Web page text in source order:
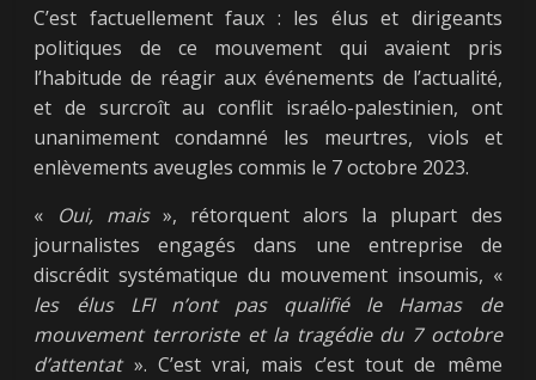
C’est factuellement faux : les élus et dirigeants
politiques de ce mouvement qui avaient pris
l’habitude de réagir aux événements de l’actualité,
et de surcroît au conflit israélo-palestinien, ont
unanimement condamné les meurtres, viols et
enlèvements aveugles commis le 7 octobre 2023.
«
Oui, mais», rétorquent alors la plupart des
journalistes engagés dans une entreprise de
discrédit systématique du mouvement insoumis, «
les élus LFI n’ont pas qualifié le Hamas de
mouvement terroriste et la tragédie du 7 octobre
d’attentat». C’est vrai, mais c’est tout de même